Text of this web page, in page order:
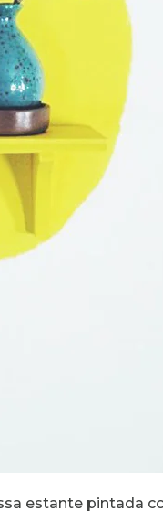
estante pintada